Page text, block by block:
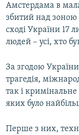
Амстердама в
збитий над зоною
сході України 17
людей – усі, хто
За згодою
трагедія,
так і
яких було
Перше з них,